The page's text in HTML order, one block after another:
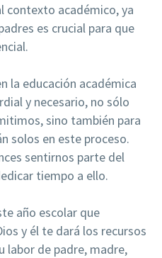
contexto académico, ya
es crucial para que
la educación académica
y necesario, no sólo
sino también para
solos en este proceso.
sentirnos parte del
tiempo a ello.
año escolar que
y él te dará los recursos
labor de padre, madre,